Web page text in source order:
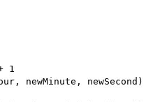
1
newMinute, newSecond)